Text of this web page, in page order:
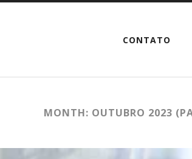
CONTATO
MONTH: OUTUBRO 2023